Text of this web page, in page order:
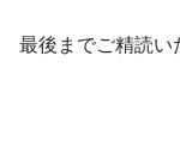
最後までご精読い